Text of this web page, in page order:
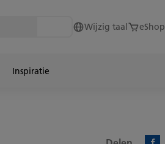
Wijzig taal eShop
Inspiratie